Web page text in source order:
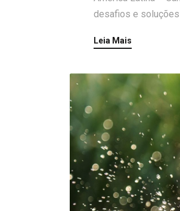
desafios e soluções
Leia Mais